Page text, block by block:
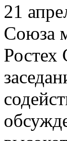
21
Союза
Ростех